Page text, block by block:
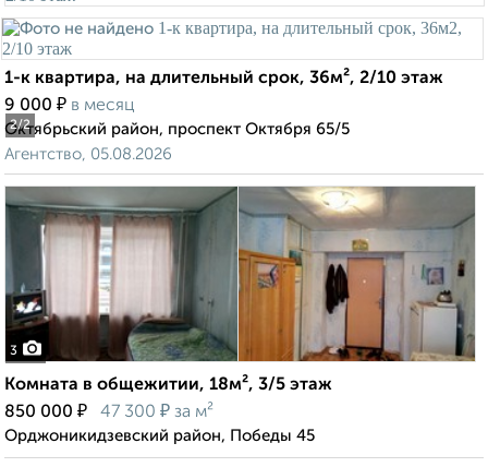
2/2
1-к квартира, на длительный срок, 36м², 2/10 этаж
9 000 ₽ в месяц
Октябрьский район, проспект Октября 65/5
Агентство, 05.08.2026
3
Комната в общежитии, 18м², 3/5 этаж
850 000 ₽ 47 300 ₽ за м²
Орджоникидзевский район, Победы 45